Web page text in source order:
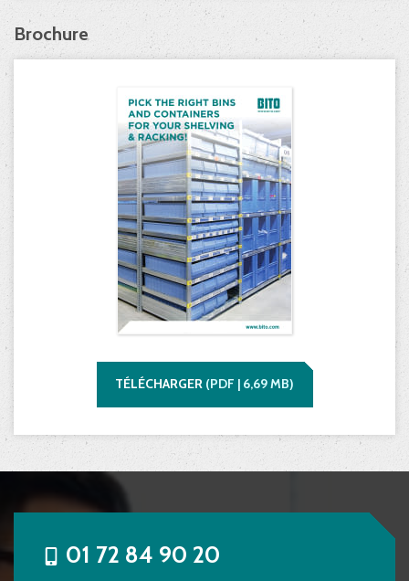
Brochure
TÉLÉCHARGER (PDF | 6,69MB)
01 72 84 90 20